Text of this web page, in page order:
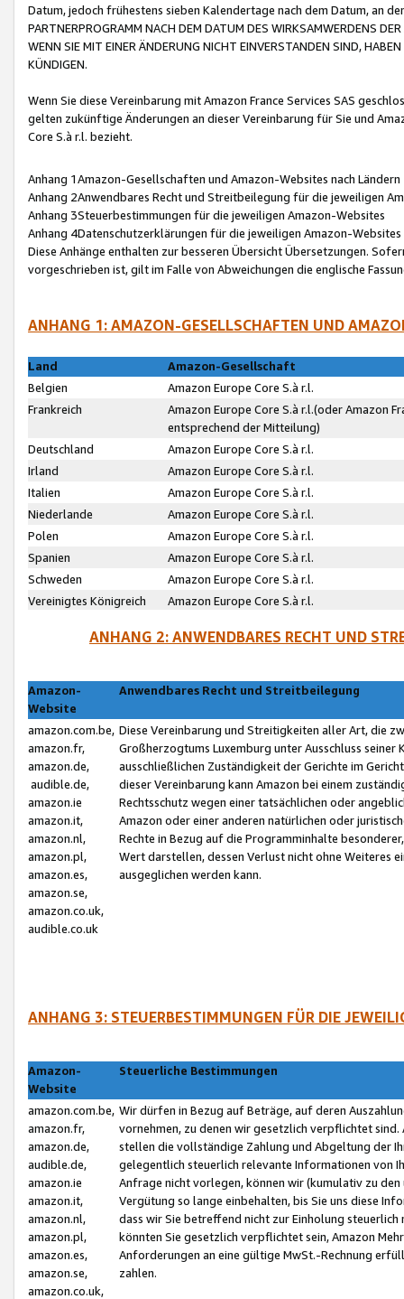
Datum, jedoch frühestens sieben Kalendertage nach dem Datum, an
PARTNERPROGRAMM NACH DEM DATUM DES WIRKSAMWERDENS
WENN SIE MIT EINER ÄNDERUNG NICHT EINVERSTANDEN SIND,
KÜNDIGEN.
Wenn Sie diese Vereinbarung mit Amazon France Services SAS
gelten zukünftige Änderungen an dieser Vereinbarung für Sie und
Core S.à r.l. bezieht.
Anhang 1Amazon-Gesellschaften und Amazon-Websites nach Ländern
Anhang 2Anwendbares Recht und Streitbeilegung für die jeweiligen
Anhang 3Steuerbestimmungen für die jeweiligen Amazon-Websites
Anhang 4Datenschutzerklärungen für die jeweiligen Amazon-Websites
Diese Anhänge enthalten zur besseren Übersicht Übersetzungen.
vorgeschrieben ist, gilt im Falle von Abweichungen die englische
ANHANG 1: AMAZON-GESELLSCHAFTEN UND
Land
Amazon-Gesellschaft
Belgien
Amazon Europe Core S.à r.l.
Frankreich
Amazon Europe Core S.à r.l.(oder Amazon
entsprechend der Mitteilung)
Deutschland
Amazon Europe Core S.à r.l.
Irland
Amazon Europe Core S.à r.l.
Italien
Amazon Europe Core S.à r.l.
Niederlande
Amazon Europe Core S.à r.l.
Polen
Amazon Europe Core S.à r.l.
Spanien
Amazon Europe Core S.à r.l.
Schweden
Amazon Europe Core S.à r.l.
Vereinigtes Königreich
Amazon Europe Core S.à r.l.
ANHANG 2: ANWENDBARES RECHT UND
Amazon-
Website
Anwendbares Recht und Streitbeilegung
amazon.com.be,
amazon.fr,
amazon.de,
audible.de,
amazon.ie
amazon.it,
amazon.nl,
amazon.pl,
amazon.es,
amazon.se,
amazon.co.uk,
audible.co.uk
Diese Vereinbarung und Streitigkeiten aller Art, die
Großherzogtums Luxemburg unter Ausschluss
ausschließlichen Zuständigkeit der Gerichte im
dieser Vereinbarung kann Amazon bei einem
Rechtsschutz wegen einer tatsächlichen oder
Amazon oder einer anderen natürlichen oder
Rechte in Bezug auf die Programminhalte
Wert darstellen, dessen Verlust nicht ohne Weiteres
ausgeglichen werden kann.
ANHANG 3: STEUERBESTIMMUNGEN FÜR DIE
Amazon-
Website
Steuerliche Bestimmungen
amazon.com.be,
amazon.fr,
amazon.de,
audible.de,
amazon.ie
amazon.it,
amazon.nl,
amazon.pl,
amazon.es,
amazon.se,
amazon.co.uk,
Wir dürfen in Bezug auf Beträge, auf deren
vornehmen, zu denen wir gesetzlich verpflichtet
stellen die vollständige Zahlung und Abgeltung der
gelegentlich steuerlich relevante Informationen von
Anfrage nicht vorlegen, können wir (kumulativ zu
Vergütung so lange einbehalten, bis Sie uns diese
dass wir Sie betreffend nicht zur Einholung
könnten Sie gesetzlich verpflichtet sein, Amazon
Anforderungen an eine gültige MwSt.-Rechnung
zahlen.